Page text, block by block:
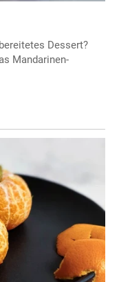
Dessert?
Mandarinen-